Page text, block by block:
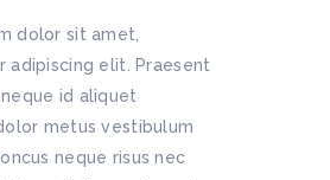
dolor sit amet,
adipiscing elit. Praesent
id aliquet
metus vestibulum
neque risus nec